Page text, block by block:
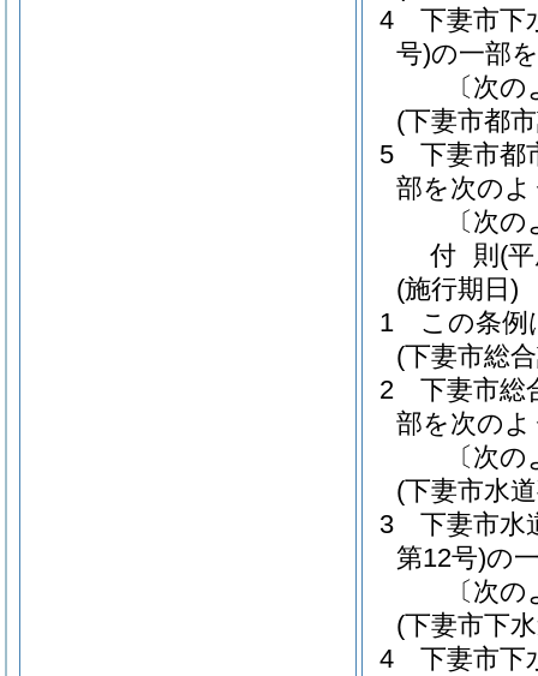
4
下妻市下
号)の一部
〔次
(下妻市都
5
下妻市都
部を次の
〔次
付 則 (
(施行期日)
1
この条例
(下妻市総
2
下妻市総
部を次の
〔次
(下妻市水
3
下妻市水
第12号)の
〔次
(下妻市下
4
下妻市下